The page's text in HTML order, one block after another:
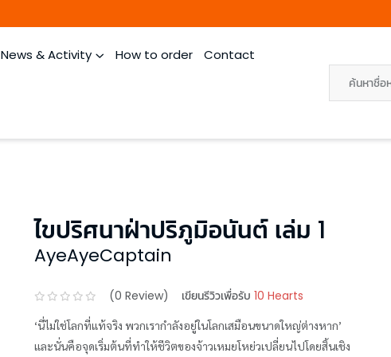
News & Activity How to order Contact
ไขปริศนาฝ่าปริภูมิอนันต์ เล่ม 1
AyeAyeCaptain
(0 Review) เขียนรีวิวเพื่อรับ 10 Hearts
‘นี่ไม่ใช่โลกที่แท้จริง พวกเรากำลังอยู่ในโลกเสมือนขนาดใหญ่ต่างหาก’
และนั่นคือจุดเริ่มต้นที่ทำให้ชีวิตของจ้าวเหมยโหย่วเปลี่ยนไปโดยสิ้นเชิง